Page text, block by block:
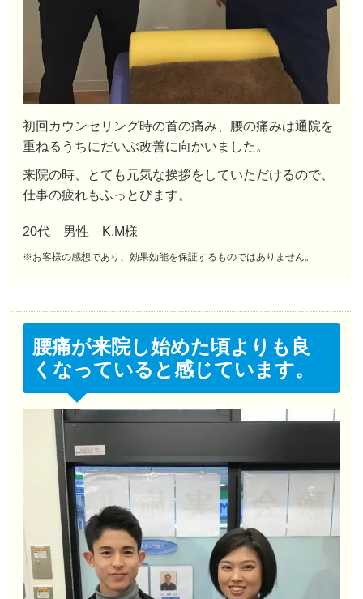
こちらの整骨院はどの先生に当たっても、いつもと
同じ治療をしてくれるところが不満にならず、良い
と思います。
回数券は最初の支払いでは少し高く感じますが、通
う回数によってだとは思うので、将来の自分の体へ
の投資と思って購入し、通い続けてみました。
利用できるので、一個の悩みが解決したら次の悩み
を、と、通っていたら、明らかに、姿勢が良くな
り、体の調子が良くなっている事が実感できます。
色々な整骨院さんに通ってきましたが、こちらは継
6 か月前
歩くにも支障があり、普段の生活にも影響が出てい
ました。
ホームページで見て職場が近かったため行ったので
すが、体バランス（？？）などいろいろ見てくれ
て、今後の治療方針や症状などを細かく説明してく
ださいました。
数ヶ月通って今ではほぼ普通に歩けるようになりま
した。
初めて来院した時からするとここまで治るなんて、
本当に感謝しかありません。
身体のことにも詳しい先生方たちなので、施術して
もらいながらもいろいろとアドバイスしていただい
たり、いろいろと世間話などして楽しい時間＆学び
の時間になってます。
初回カウンセリング時の首の痛み、腰の痛みは通院を
重ねるうちにだいぶ改善に向かいました。
来院の時、とても元気な挨拶をしていただけるので、
仕事の疲れもふっとびます。
20代 男性 K.M様
※お客様の感想であり、効果効能を保証するものではありません。
腰痛が来院し始めた頃よりも良
くなっていると感じています。